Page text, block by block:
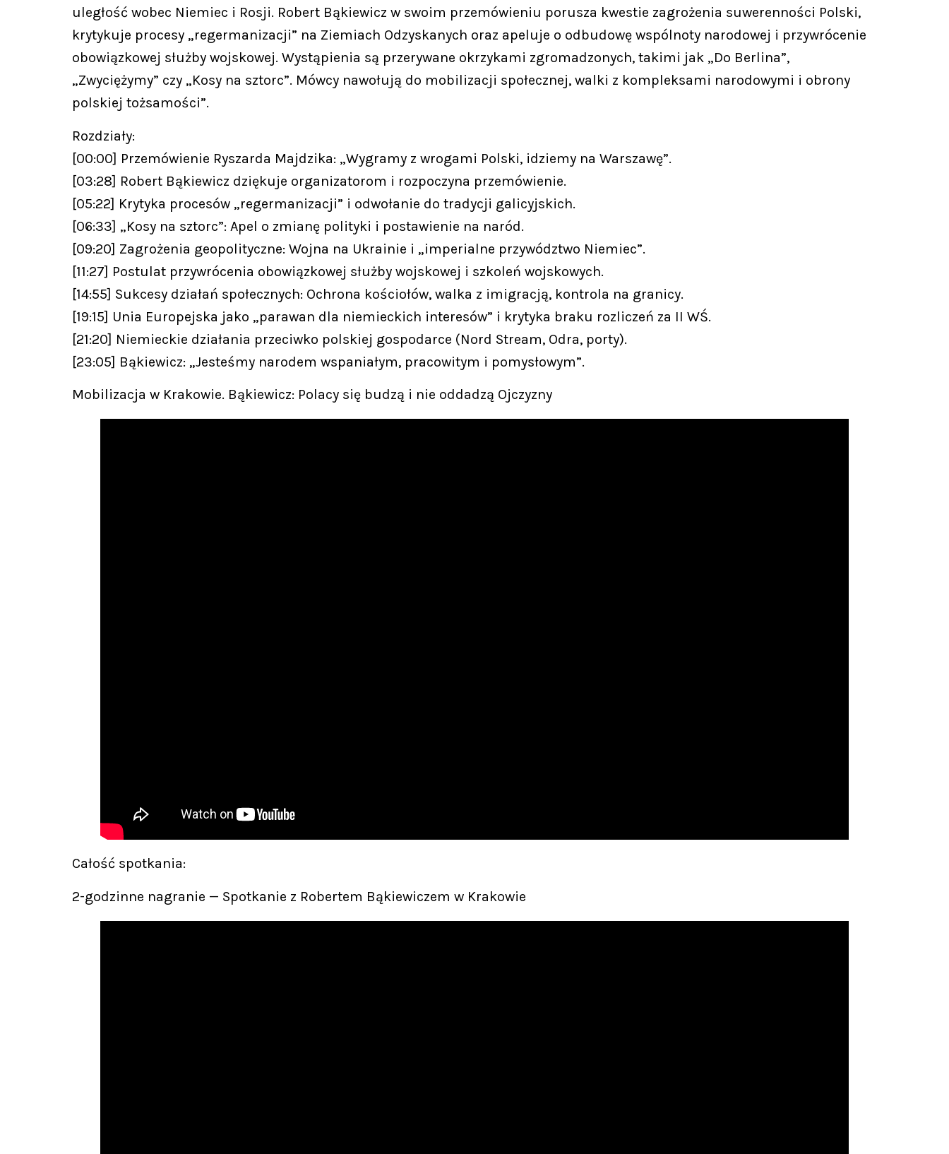
uległość wobec Niemiec i Rosji. Robert Bąkiewicz w swoim przemówieniu porusza kwestie zagrożenia suwerenności Polski,
krytykuje procesy „regermanizacji” na Ziemiach Odzyskanych oraz apeluje o odbudowę wspólnoty narodowej i przywrócenie
obowiązkowej służby wojskowej. Wystąpienia są przerywane okrzykami zgromadzonych, takimi jak „Do Berlina”,
„Zwyciężymy” czy „Kosy na sztorc”. Mówcy nawołują do mobilizacji społecznej, walki z kompleksami narodowymi i obrony
polskiej tożsamości”.
Rozdziały:
[00:00] Przemówienie Ryszarda Majdzika: „Wygramy z wrogami Polski, idziemy na Warszawę”.
[03:28] Robert Bąkiewicz dziękuje organizatorom i rozpoczyna przemówienie.
[05:22] Krytyka procesów „regermanizacji” i odwołanie do tradycji galicyjskich.
[06:33] „Kosy na sztorc”: Apel o zmianę polityki i postawienie na naród.
[09:20] Zagrożenia geopolityczne: Wojna na Ukrainie i „imperialne przywództwo Niemiec”.
[11:27] Postulat przywrócenia obowiązkowej służby wojskowej i szkoleń wojskowych.
[14:55] Sukcesy działań społecznych: Ochrona kościołów, walka z imigracją, kontrola na granicy.
[19:15] Unia Europejska jako „parawan dla niemieckich interesów” i krytyka braku rozliczeń za II WŚ.
[21:20] Niemieckie działania przeciwko polskiej gospodarce (Nord Stream, Odra, porty).
[23:05] Bąkiewicz: „Jesteśmy narodem wspaniałym, pracowitym i pomysłowym”.
Mobilizacja w Krakowie. Bąkiewicz: Polacy się budzą i nie oddadzą Ojczyzny
Całość spotkania:
2-godzinne nagranie — Spotkanie z Robertem Bąkiewiczem w Krakowie